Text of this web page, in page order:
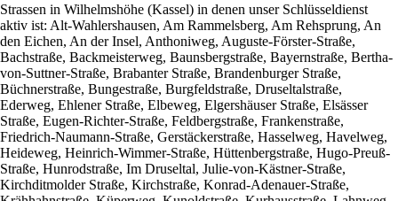
Strassen in Wilhelmshöhe (Kassel) in denen unser Schlüsseldienst
aktiv ist: Alt-Wahlershausen, Am Rammelsberg, Am Rehsprung, An
den Eichen, An der Insel, Anthoniweg, Auguste-Förster-Straße,
Bachstraße, Backmeisterweg, Baunsbergstraße, Bayernstraße, Bertha-
von-Suttner-Straße, Brabanter Straße, Brandenburger Straße,
Büchnerstraße, Bungestraße, Burgfeldstraße, Druseltalstraße,
Ederweg, Ehlener Straße, Elbeweg, Elgershäuser Straße, Elsässer
Straße, Eugen-Richter-Straße, Feldbergstraße, Frankenstraße,
Friedrich-Naumann-Straße, Gerstäckerstraße, Hasselweg, Havelweg,
Heideweg, Heinrich-Wimmer-Straße, Hüttenbergstraße, Hugo-Preuß-
Straße, Hunrodstraße, Im Druseltal, Julie-von-Kästner-Straße,
Kirchditmolder Straße, Kirchstraße, Konrad-Adenauer-Straße,